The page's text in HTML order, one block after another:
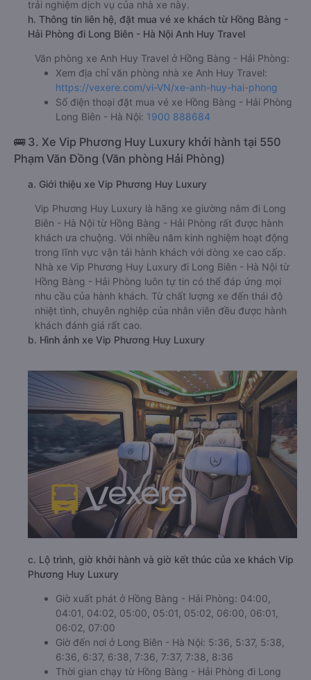
trải nghiệm dịch vụ của nhà xe này.
h. Thông tin liên hệ, đặt mua vé xe khách từ Hồng Bàng -
Hải Phòng đi Long Biên - Hà Nội Anh Huy Travel
Văn phòng xe Anh Huy Travel ở Hồng Bàng - Hải Phòng:
Xem địa chỉ văn phòng nhà xe Anh Huy Travel:
https://vexere.com/vi-VN/xe-anh-huy-hai-phong
Số điện thoại đặt mua vé xe Hồng Bàng - Hải Phòng
Long Biên - Hà Nội: 1900 888684
🚌 3. Xe Vip Phương Huy Luxury khởi hành tại 550
Phạm Văn Đồng (Văn phòng Hải Phòng)
a. Giới thiệu xe Vip Phương Huy Luxury
Vip Phương Huy Luxury là hãng xe giường nằm đi Long
Biên - Hà Nội từ Hồng Bàng - Hải Phòng rất được hành
khách ưa chuộng. Với nhiều năm kinh nghiệm hoạt động
trong lĩnh vực vận tải hành khách với dòng xe cao cấp.
Nhà xe Vip Phương Huy Luxury đi Long Biên - Hà Nội từ
Hồng Bàng - Hải Phòng luôn tự tin có thể đáp ứng mọi
nhu cầu của hành khách. Từ chất lượng xe đến thái độ
nhiệt tình, chuyên nghiệp của nhân viên đều được hành
khách đánh giá rất cao.
b. Hình ảnh xe Vip Phương Huy Luxury
c. Lộ trình, giờ khởi hành và giờ kết thúc của xe khách Vip
Phương Huy Luxury
Giờ xuất phát ở Hồng Bàng - Hải Phòng: 04:00,
04:01, 04:02, 05:00, 05:01, 05:02, 06:00, 06:01,
06:02, 07:00
Giờ đến nơi ở Long Biên - Hà Nội: 5:36, 5:37, 5:38,
6:36, 6:37, 6:38, 7:36, 7:37, 7:38, 8:36
Thời gian chạy từ Hồng Bàng - Hải Phòng đi Long